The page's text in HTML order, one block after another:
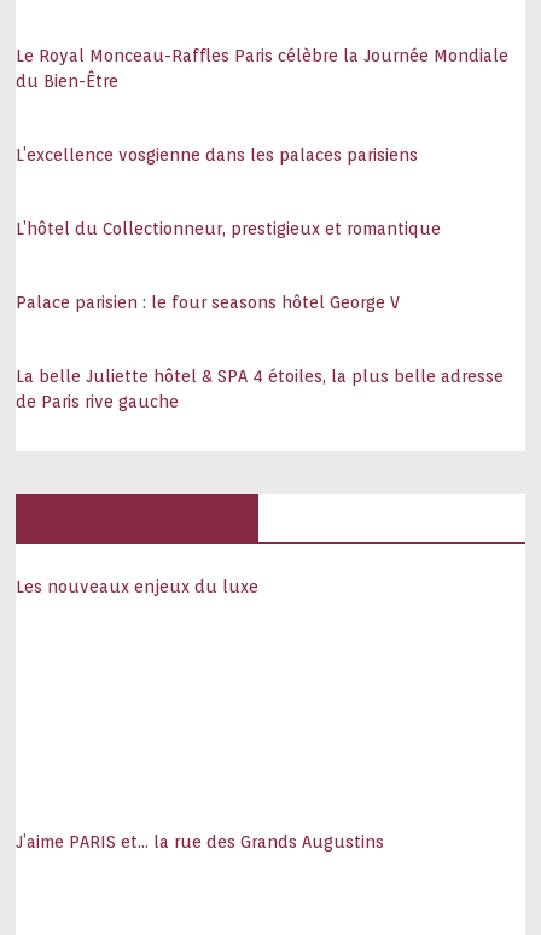
Le Royal Monceau-Raffles Paris célèbre la Journée Mondiale
du Bien-Être
L’excellence vosgienne dans les palaces parisiens
L’hôtel du Collectionneur, prestigieux et romantique
Palace parisien : le four seasons hôtel George V
La belle Juliette hôtel & SPA 4 étoiles, la plus belle adresse
de Paris rive gauche
Les nouveaux enjeux du luxe
J’aime PARIS et… la rue des Grands Augustins